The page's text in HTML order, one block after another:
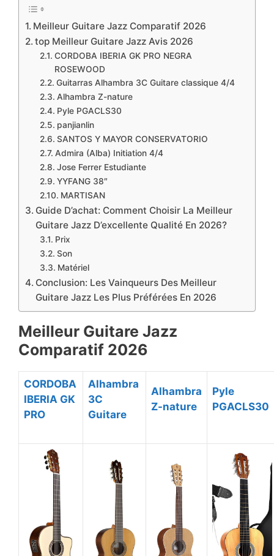
Meilleur Guitare Jazz Comparatif ​2026
top Meilleur Guitare Jazz Avis 2026
CORDOBA IBERIA GK PRO NEGRA
ROSEWOOD
Guitarras Alhambra 3C Guitare classique 4/4
Alhambra Z-nature
Pyle PGACLS30
panjianlin
SANTOS Y MAYOR CONSERVATORIO
Admira (Alba) Initiation 4/4
Jose Ferrer Estudiante
YYFANG 38″
MARTISAN
Guide D’achat: Comment Choisir La Meilleur
Guitare Jazz D’excellente Qualité En 2026?
Prix
Son
Matériel
Conclusion: Les Vainqueurs Des Meilleur
Guitare Jazz Les Plus Préférées En 2026
Meilleur Guitare Jazz
Comparatif ​2026
CORDOBA
IBERIA GK
PRO
Alhambra
3C
Guitare
Alhambra
Z-nature
Pyle
PGACLS30